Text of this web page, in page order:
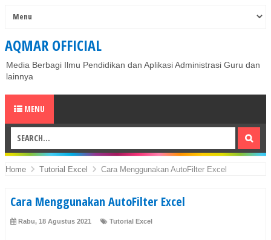
AQMAR OFFICIAL
Media Berbagi Ilmu Pendidikan dan Aplikasi Administrasi Guru dan
lainnya
MENU
Home Tutorial Excel Cara Menggunakan AutoFilter Excel
Cara Menggunakan AutoFilter Excel
Rabu, 18 Agustus 2021 Tutorial Excel